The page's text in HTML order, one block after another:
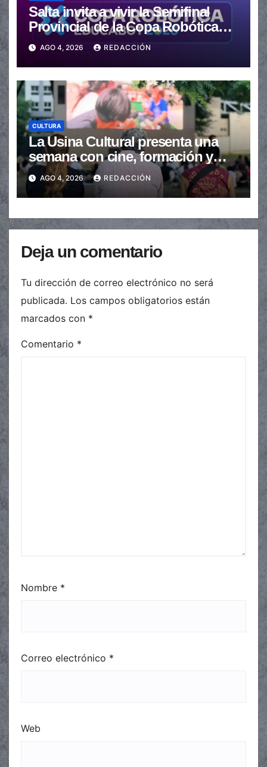
Salta invita a vivir la Semifinal
Provincial de la Copa Robótica
Argentina 2026
AGO 4, 2026 REDACCIÓN
CULTURA
La Usina Cultural presenta una
semana con cine, formación y
actividades para toda la
comunidad
AGO 4, 2026 REDACCIÓN
Deja un comentario
Tu dirección de correo electrónico no será
publicada. Los campos obligatorios están
marcados con *
Comentario *
Nombre *
Correo electrónico *
Web